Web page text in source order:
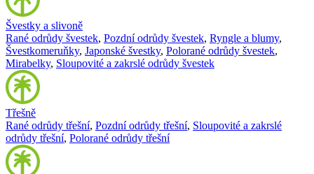
Švestky a slivoně
Rané odrůdy švestek, Pozdní odrůdy švestek, Ryngle a blumy,
Švestkomeruňky, Japonské švestky, Polorané odrůdy švestek,
Mirabelky, Sloupovité a zakrslé odrůdy švestek
Třešně
Rané odrůdy třešní, Pozdní odrůdy třešní, Sloupovité a zakrslé
odrůdy třešní, Polorané odrůdy třešní